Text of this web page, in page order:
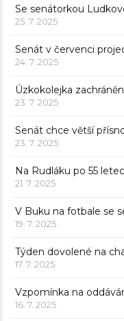
Se senátorkou
25. 7. 2025
Senát v červenci
24. 7. 2025
Úzkokolejka
23. 7. 2025
Senát chce větší
23. 7. 2025
Na Rudláku po 55
21. 7. 2025
V Buku na fotbale se
19. 7. 2025
Týden dovolené na
17. 7. 2025
Vzpomínka na
16. 7. 2025